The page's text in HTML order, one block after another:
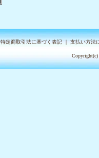
特定商取引法に基づく表記｜支払い方法